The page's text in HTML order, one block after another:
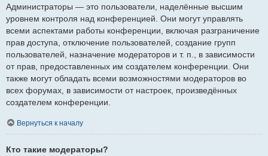
Администраторы — это пользователи, наделённые высшим
уровнем контроля над конференцией. Они могут управлять
всеми аспектами работы конференции, включая разграничение
прав доступа, отключение пользователей, создание групп
пользователей, назначение модераторов и т. п., в зависимости
от прав, предоставленных им создателем конференции. Они
также могут обладать всеми возможностями модераторов во
всех форумах, в зависимости от настроек, произведённых
создателем конференции.
Вернуться к началу
Кто такие модераторы?